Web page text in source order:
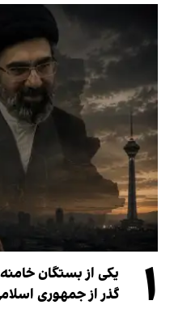
۱
یکی از بستگان
گذر از جمهوری